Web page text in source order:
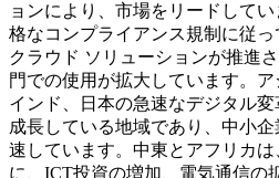
ョンにより、市場をリードして
格なコンプライアンス規制に従
クラウド ソリューションが推進
門での使用が拡大しています。ア
インド、日本の急速なデジタル
成長している地域であり、中小
速しています。中東とアフリカ
に、ICT投資の増加、電気通信の